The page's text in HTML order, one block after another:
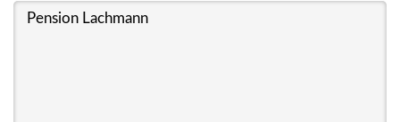
Pension Lachmann